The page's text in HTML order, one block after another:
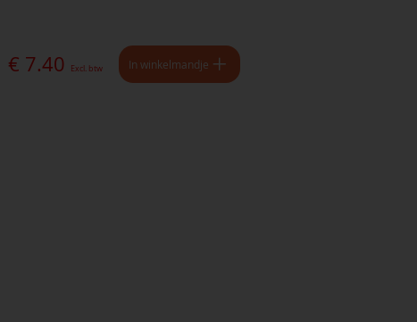
€ 7.40 Excl. btw In winkelmandje